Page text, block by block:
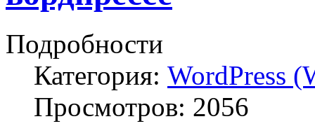
Подробности
Категория: WordPress
Просмотров: 2056